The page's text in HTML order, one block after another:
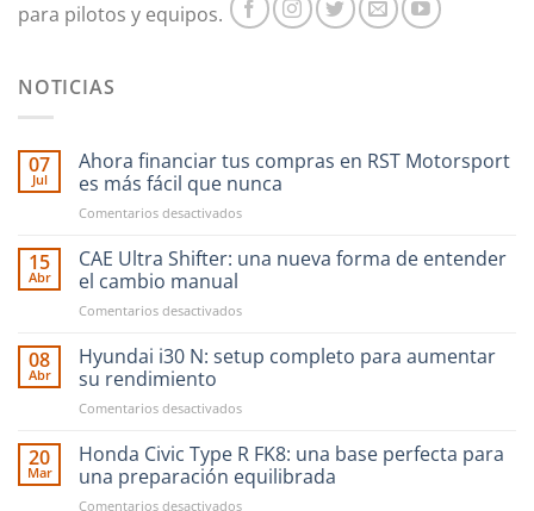
para pilotos y equipos.
NOTICIAS
07
Jul
Ahora financiar tus compras en RST Motorsport
es más fácil que nunca
Comentarios desactivadosen
financiar
en
Motorsport
fácil
nunca
15
Abr
CAE Ultra Shifter: una nueva forma de entender
el cambio manual
Comentarios desactivadosen
Ultra
Shifter:
nueva
de
entender
08
Abr
Hyundai i30 N: setup completo para aumentar
su rendimiento
Comentarios desactivadosen
i30
setup
20
Mar
Honda Civic Type R FK8: una base perfecta para
una preparación equilibrada
Comentarios desactivadosen